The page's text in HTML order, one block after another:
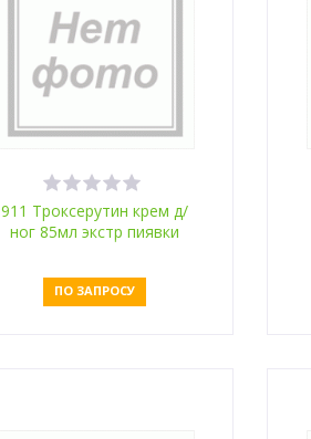
911 Троксерутин крем д/
ног 85мл экстр пиявки
ПО ЗАПРОСУ